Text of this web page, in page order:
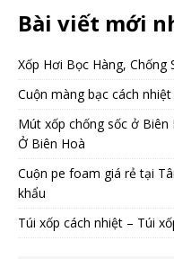
Bài viết mới
Xốp Hơi Bọc Hàng, Chống
Cuộn màng bạc cách
Mút xốp chống sốc ở Biên
Ở Biên Hoà
Cuộn pe foam giá rẻ tại
khẩu
Túi xốp cách nhiệt – Túi